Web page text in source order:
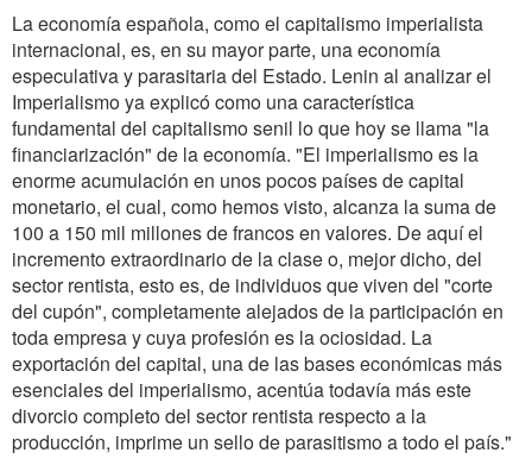
La economía española, como el capitalismo imperialista
internacional, es, en su mayor parte, una economía
especulativa y parasitaria del Estado. Lenin al analizar el
Imperialismo ya explicó como una característica
fundamental del capitalismo senil lo que hoy se llama "la
financiarización" de la economía. "El imperialismo es la
enorme acumulación en unos pocos países de capital
monetario, el cual, como hemos visto, alcanza la suma de
100 a 150 mil millones de francos en valores. De aquí el
incremento extraordinario de la clase o, mejor dicho, del
sector rentista, esto es, de individuos que viven del "corte
del cupón", completamente alejados de la participación en
toda empresa y cuya profesión es la ociosidad. La
exportación del capital, una de las bases económicas más
esenciales del imperialismo, acentúa todavía más este
divorcio completo del sector rentista respecto a la
producción, imprime un sello de parasitismo a todo el país."